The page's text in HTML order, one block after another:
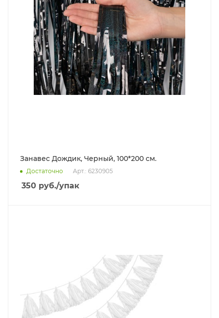
Занавес Дождик, Черный, 100*200 см.
Достаточно Арт.: 6230905
350 руб./упак